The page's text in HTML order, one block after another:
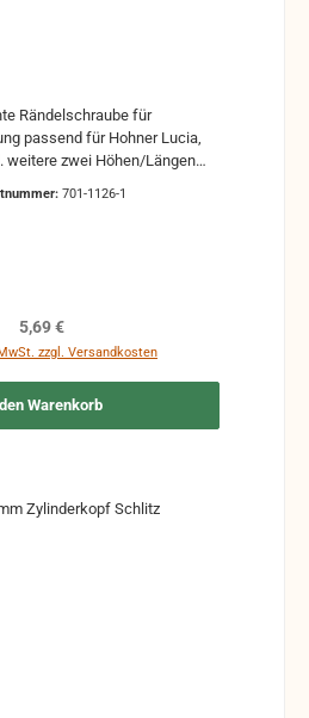
Lucia,
Längen
701-1126-1
Regulärer Preis:
5,69 €
zzgl. Versandkosten
Warenkorb